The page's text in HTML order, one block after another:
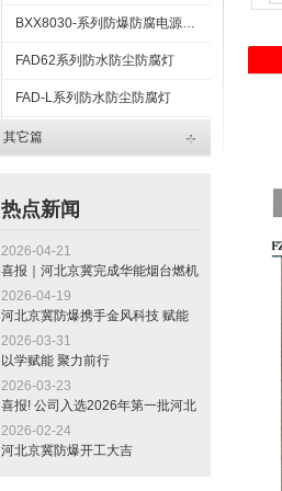
BXX8030-系列防爆防腐电源插座箱
FAD62系列防水防尘防腐灯
FAD-L系列防水防尘防腐灯
FAD-S防水防尘防腐灯
其它篇
热点新闻
2026-04-21
喜报｜河北京冀完成华能烟台燃机
发电项目电缆桥架交付，助力山东
“十四五” 重点工程建设
2026-04-19
河北京冀防爆携手金风科技 赋能
全球最大绿色甲醇项目标杆工程
2026-03-31
以学赋能 聚力前行
2026-03-23
喜报! 公司入选2026年第一批河北
省专精特新中小企业公示名单
2026-02-24
河北京冀防爆开工大吉